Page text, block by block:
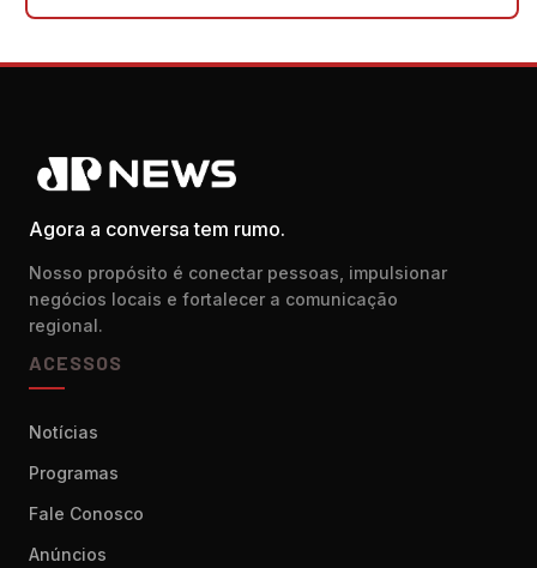
Agora a conversa tem rumo.
Nosso propósito é conectar pessoas, impulsionar
negócios locais e fortalecer a comunicação
regional.
ACESSOS
Notícias
Programas
Fale Conosco
Anúncios